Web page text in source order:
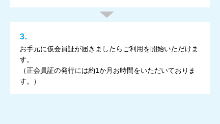
3.
お手元に仮会員証が届きましたらご利用を開始いただけま
す。
（正会員証の発行には約1か月お時間をいただいておりま
す。）